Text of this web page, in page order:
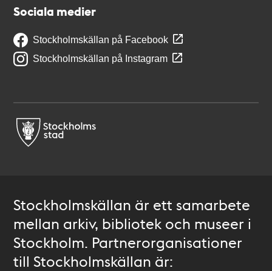
Sociala medier
Stockholmskällan på Facebook
Stockholmskällan på Instagram
Stockholmskällan är ett samarbete
mellan arkiv, bibliotek och museer i
Stockholm. Partnerorganisationer
till Stockholmskällan är: